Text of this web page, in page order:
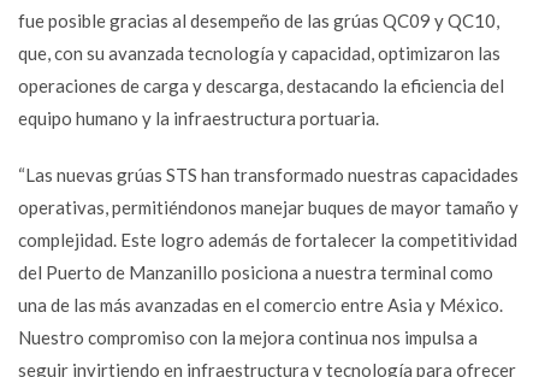
fue posible gracias al desempeño de las grúas QC09 y QC10,
que, con su avanzada tecnología y capacidad, optimizaron las
operaciones de carga y descarga, destacando la eficiencia del
equipo humano y la infraestructura portuaria.
“Las nuevas grúas STS han transformado nuestras capacidades
operativas, permitiéndonos manejar buques de mayor tamaño y
complejidad. Este logro además de fortalecer la competitividad
del Puerto de Manzanillo posiciona a nuestra terminal como
una de las más avanzadas en el comercio entre Asia y México.
Nuestro compromiso con la mejora continua nos impulsa a
seguir invirtiendo en infraestructura y tecnología para ofrecer